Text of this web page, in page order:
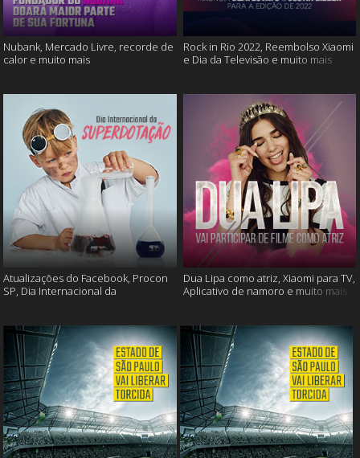
Nubank, Mercado Livre, recorde de
calor e muito mais
Rock in Rio 2022, Reembolso Xiaomi
e Dia da Televisão e muito mais
Atualizações do Facebook, Procon
SP, Dia Internacional da
Dua Lipa como atriz, Xiaomi para TV,
Aplicativo de namoro e muito mais